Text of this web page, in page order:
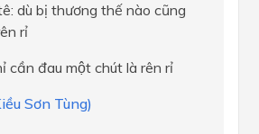
dù bị thương thế nào cũng
rỉ
cần đau một chút là rên rỉ
Sơn Tùng)